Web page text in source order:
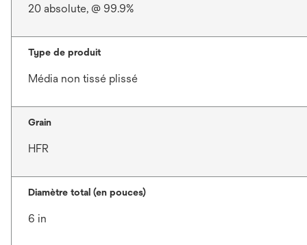
20 absolute, @ 99.9%
Type de produit
Média non tissé plissé
Grain
HFR
Diamètre total (en pouces)
6 in